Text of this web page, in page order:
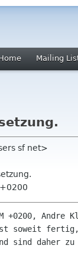
Mailing
sf net>
+0200, Andre
soweit
sind daher zu